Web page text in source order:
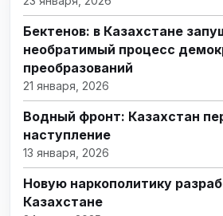
Бектенов: в Казахстане
необратимый процесс
преобразований
21 января, 2026
Водный фронт: Казахстан
наступление
13 января, 2026
Новую наркополитику
Казахстане